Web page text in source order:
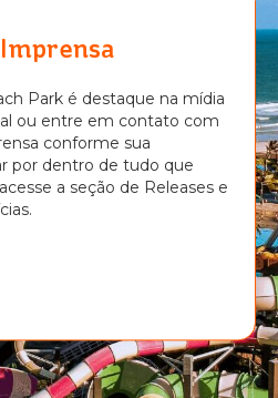
Park é destaque na mídia
ou entre em contato com
conforme sua
por dentro de tudo que
a seção de Releases e